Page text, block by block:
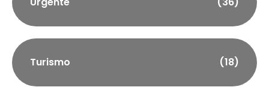
Turismo (18)